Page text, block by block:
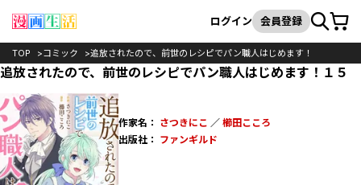
検索
ログイン 会員登録カート
TOP コミック 追放されたので、前世のレシピでパン職人はじめます！
追放されたので、前世のレシピでパン職人はじめます！１５
作家名： さつきにこ ／ 櫛田こころ
出版社： ファンギルド